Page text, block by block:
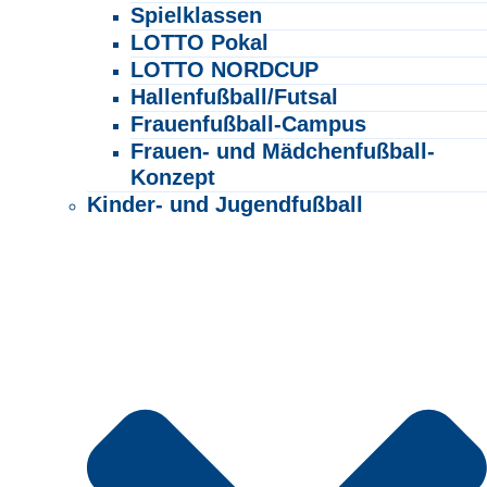
Spielklassen
LOTTO Pokal
LOTTO NORDCUP
Hallenfußball/Futsal
Frauenfußball-Campus
Frauen- und Mädchenfußball-
Konzept
Kinder- und Jugendfußball